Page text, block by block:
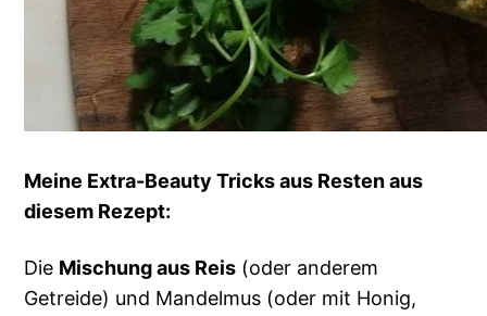
Meine Extra-Beauty Tricks aus Resten aus
diesem Rezept:
Die Mischung aus Reis (oder anderem
Getreide) und Mandelmus (oder mit Honig,